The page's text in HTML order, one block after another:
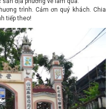
trình. Cảm ơn quý khách. Chia
tiếp theo!